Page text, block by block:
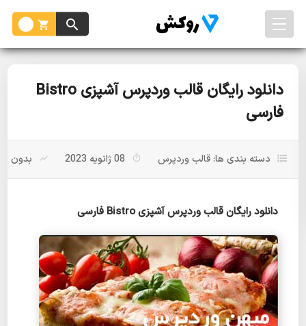
دانلود رایگان قالب وردپرس آشپزی Bistro
فارسی
دسته بندی ها:قالب وردپرس 08 ژانویه 2023 بدون
دانلود رایگان قالب وردپرس آشپزی Bistro فارسی